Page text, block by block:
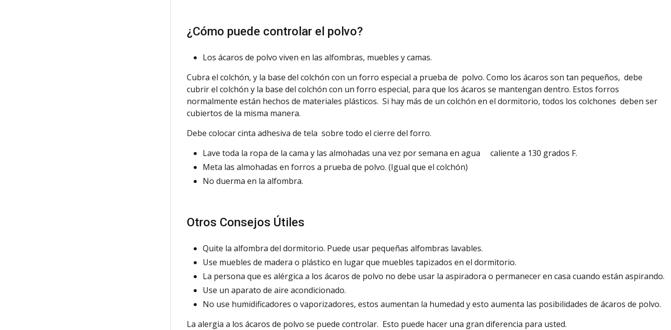
¿Cómo puede controlar el polvo?
Los ácaros de polvo viven en las alfombras, muebles y camas.
Cubra el colchón, y la base del colchón con un forro especial a prueba de polvo. Como los ácaros son tan pequeños, debe
cubrir el colchón y la base del colchón con un forro especial, para que los ácaros se mantengan dentro. Estos forros
normalmente están hechos de materiales plásticos. Si hay más de un colchón en el dormitorio, todos los colchones deben ser
cubiertos de la misma manera.
Debe colocar cinta adhesiva de tela sobre todo el cierre del forro.
Lave toda la ropa de la cama y las almohadas una vez por semana en agua caliente a 130 grados F.
Meta las almohadas en forros a prueba de polvo. (Igual que el colchón)
No duerma en la alfombra.
Otros Consejos Útiles
Quite la alfombra del dormitorio. Puede usar pequeñas alfombras lavables.
Use muebles de madera o plástico en lugar que muebles tapizados en el dormitorio.
La persona que es alérgica a los ácaros de polvo no debe usar la aspiradora o permanecer en casa cuando están aspirando.
Use un aparato de aire acondicionado.
No use humidificadores o vaporizadores, estos aumentan la humedad y esto aumenta las posibilidades de ácaros de polvo.
La alergia a los ácaros de polvo se puede controlar. Esto puede hacer una gran diferencia para usted.